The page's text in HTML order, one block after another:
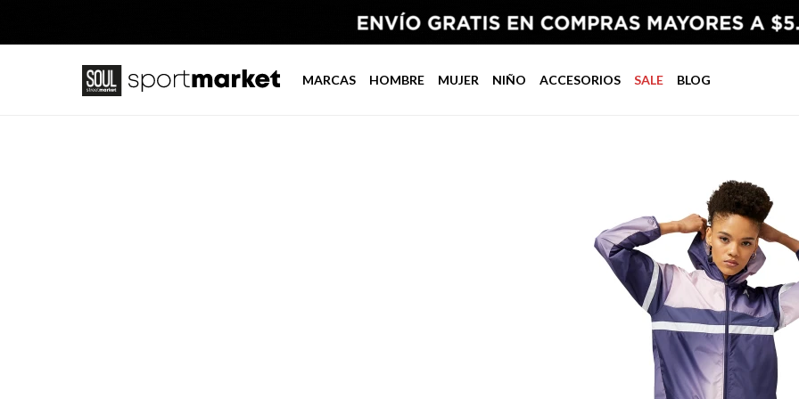
MARCAS HOMBRE MUJER NIÑO ACCESORIOS SALE BLOG